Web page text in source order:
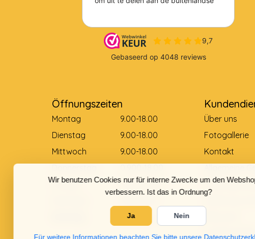
Wir benutzen Cookies nur für interne Zwecke um den
verbessern. Ist das in Ordnung?
Ja Nein
Für weitere Informationen beachten Sie bitte unsere
Öffnungszeiten
Montag
9.00-18.00
Dienstag
9.00-18.00
Mittwoch
9.00-18.00
Freitag
0.900-18.00
Gesloten
Über uns
Fotogallerie
Kontakt
Allgemeine